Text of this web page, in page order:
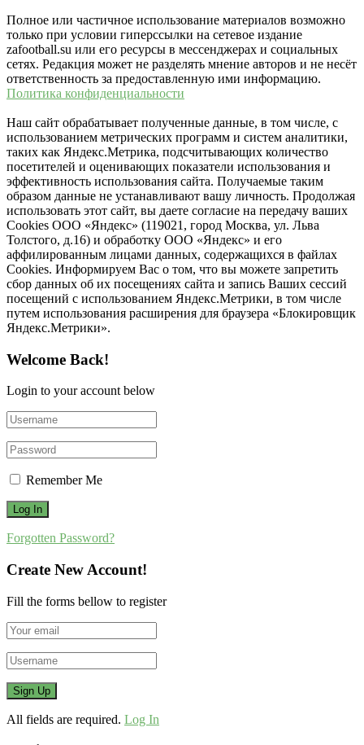
Полное или частичное использование материалов возможно
только при условии гиперссылки на сетевое издание
zafootball.su или его ресурсы в мессенджерах и социальных
сетях. Редакция может не разделять мнение авторов и не несёт
ответственность за предоставленную ими информацию.
Политика конфиденциальности
Наш сайт обрабатывает полученные данные, в том числе, с
использованием метрических программ и систем аналитики,
таких как Яндекс.Метрика, подсчитывающих количество
посетителей и оценивающих показатели использования и
эффективность использования сайта. Получаемые таким
образом данные не устанавливают вашу личность. Продолжая
использовать этот сайт, вы даете согласие на передачу ваших
Cookies ООО «Яндекс» (119021, город Москва, ул. Льва
Толстого, д.16) и обработку ООО «Яндекс» и его
аффилированным лицами данных, содержащихся в файлах
Cookies. Информируем Вас о том, что вы можете запретить
сбор данных об их посещениях сайта и запись Ваших сессий
посещений с использованием Яндекс.Метрики, в том числе
путем использования расширения для браузера «Блокировщик
Яндекс.Метрики».
Welcome Back!
Login to your account below
Remember Me
Forgotten Password?
Create New Account!
Fill the forms bellow to register
All fields are required. Log In